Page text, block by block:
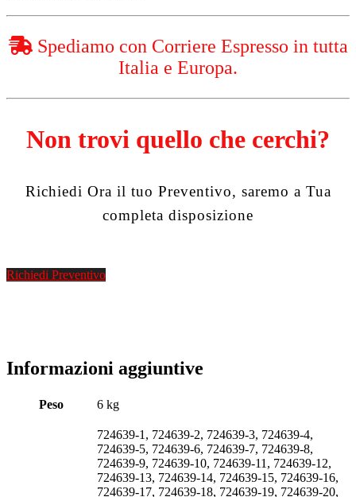
Spediamo con Corriere Espresso in tutta
Italia e Europa.
Non trovi quello che cerchi?
Richiedi Ora il tuo Preventivo, saremo a Tua
completa disposizione
Richiedi Preventivo
Informazioni aggiuntive
Peso 6 kg
724639-1, 724639-2, 724639-3, 724639-4,
724639-5, 724639-6, 724639-7, 724639-8,
724639-9, 724639-10, 724639-11, 724639-12,
724639-13, 724639-14, 724639-15, 724639-16,
724639-17, 724639-18, 724639-19, 724639-20,